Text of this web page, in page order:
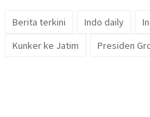
Berita terkini Indo daily
Kunker ke Jatim
Presiden